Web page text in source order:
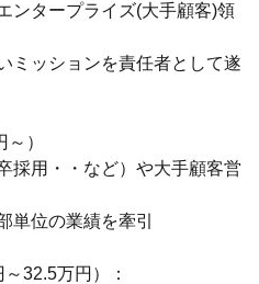
ンタープライズ(大手顧客)領
ミッションを責任者として遂
）
採用・・など）や大手顧客営
単位の業績を牽引
32.5万円）：